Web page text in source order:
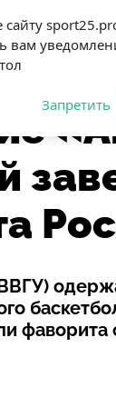
сайту
вам
Запретить